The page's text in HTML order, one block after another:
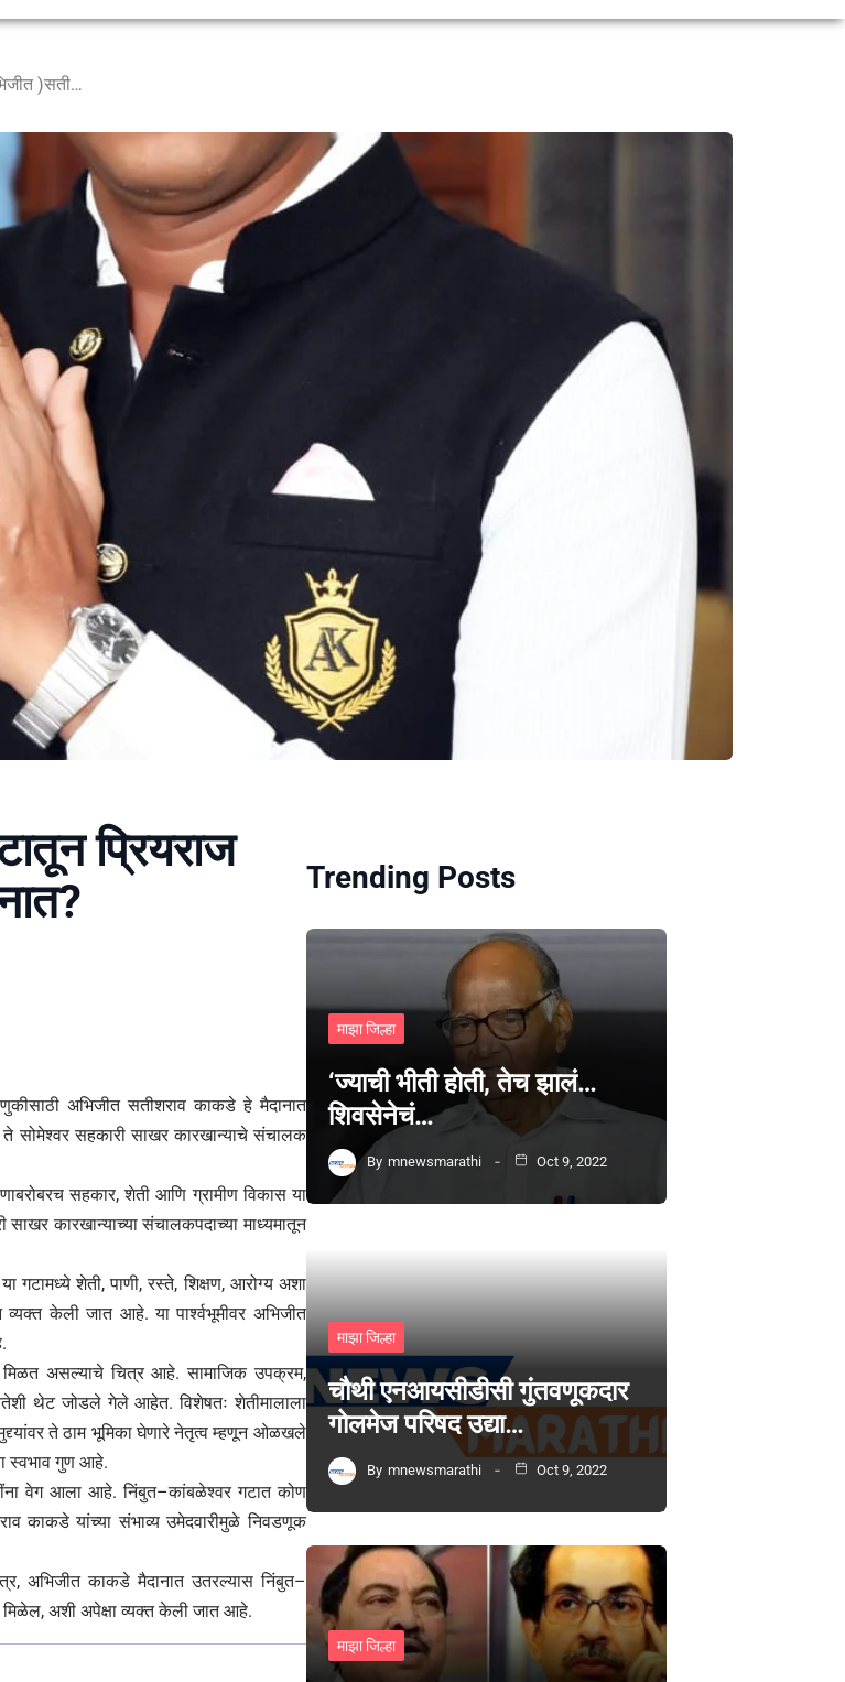
निंबुत–कांबळेश्वर जिल्हा परिषद गटातून प्रियराज (अभिजीत )सतीशराव काकडे मैदानात?
प्रियराज
अभिजीत सतीशराव काकडे हे मैदानात
ते सोमेश्वर सहकारी साखर कारखान्याचे संचालक
सहकार, शेती आणि ग्रामीण विकास या
कारखान्याच्या संचालकपदाच्या माध्यमातून
गटामध्ये शेती, पाणी, रस्ते, शिक्षण, आरोग्य अशा
केली जात आहे. या पार्श्वभूमीवर अभिजीत
मिळत असल्याचे चित्र आहे. सामाजिक उपक्रम,
थेट जोडले गेले आहेत. विशेषतः शेतीमालाला
ते ठाम भूमिका घेणारे नेतृत्व म्हणून ओळखले
स्वभाव गुण आहे.
वेग आला आहे. निंबुत–कांबळेश्वर गटात कोण
काकडे यांच्या संभाव्य उमेदवारीमुळे निवडणूक
अभिजीत काकडे मैदानात उतरल्यास निंबुत–
अशी अपेक्षा व्यक्त केली जात आहे.
Trending Posts
माझा जिल्हा
‘ज्याची भीती होती, तेच झालं…
शिवसेनेचं…
By mnewsmarathi Oct 9, 2022
माझा जिल्हा
चौथी एनआयसीडीसी गुंतवणूकदार
गोलमेज परिषद उद्या…
By mnewsmarathi Oct 9, 2022
माझा जिल्हा